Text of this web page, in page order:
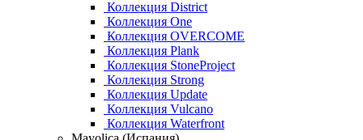
Коллекция District
Коллекция One
Коллекция OVERCOME
Коллекция Plank
Коллекция StoneProject
Коллекция Strong
Коллекция Update
Коллекция Vulcano
Коллекция Waterfront